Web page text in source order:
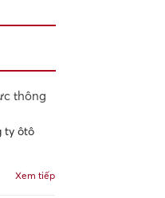
thông
ty ôtô
Xem tiếp